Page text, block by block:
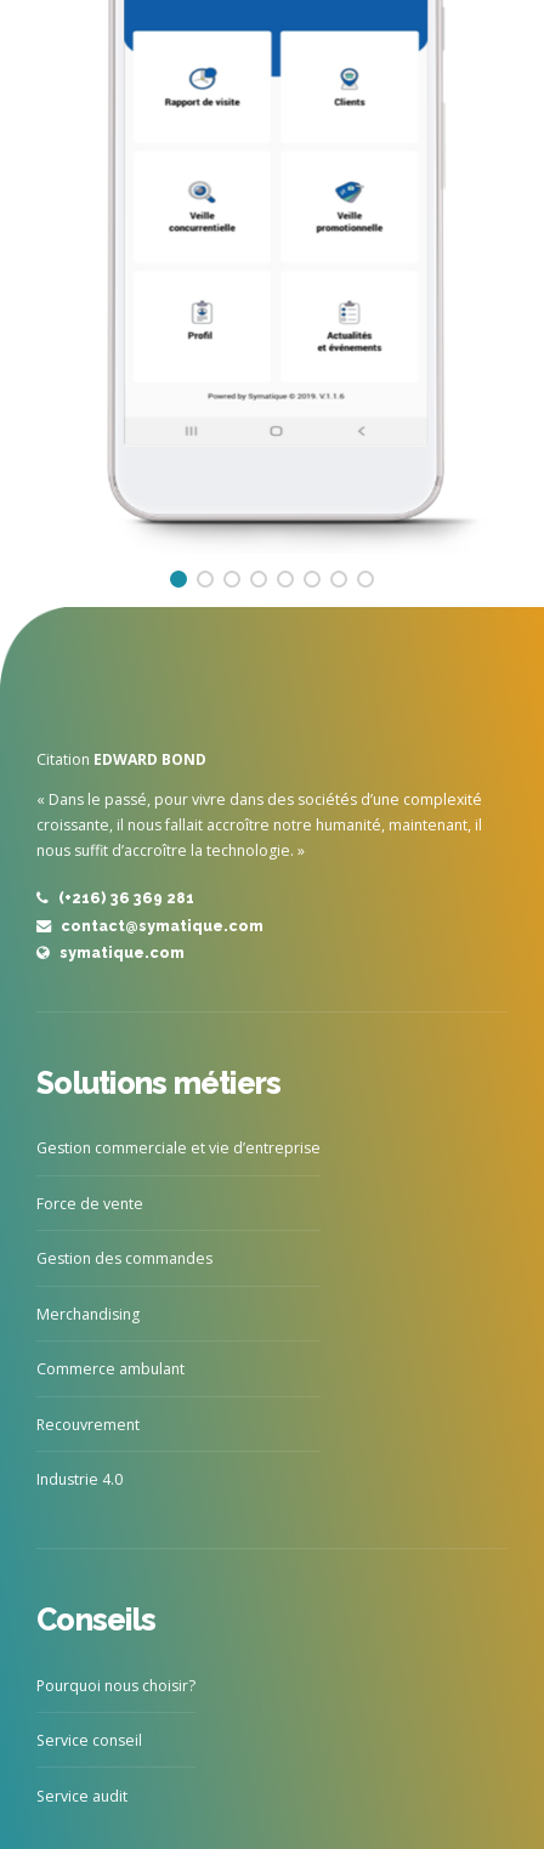
Citation EDWARD BOND
« Dans le passé, pour vivre dans des sociétés d’une complexité
croissante, il nous fallait accroître notre humanité, maintenant, il
nous suffit d’accroître la technologie. »
(+216) 36 369 281
contact@symatique.com
symatique.com
Solutions métiers
Gestion commerciale et vie d’entreprise
Force de vente
Gestion des commandes
Merchandising
Commerce ambulant
Recouvrement
Industrie 4.0
Conseils
Pourquoi nous choisir?
Service conseil
Service audit